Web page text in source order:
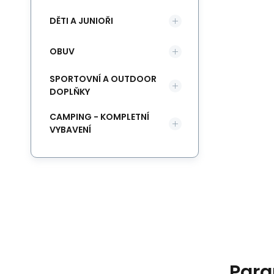
DĚTI A JUNIOŘI
OBUV
SPORTOVNÍ A OUTDOOR
DOPLŇKY
CAMPING - KOMPLETNÍ
VYBAVENÍ